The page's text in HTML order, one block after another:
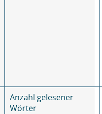
Anzahl gelesener
Wörter